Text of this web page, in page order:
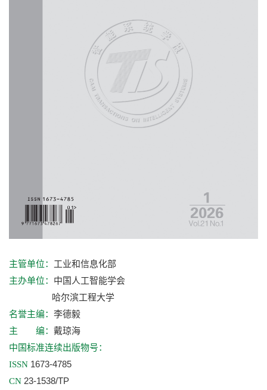
主管单位： 工业和信息化部
主办单位： 中国人工智能学会
哈尔滨工程大学
名誉主编： 李德毅
主 编： 戴琼海
中国标准连续出版物号：
ISSN 1673-4785
CN 23-1538/TP